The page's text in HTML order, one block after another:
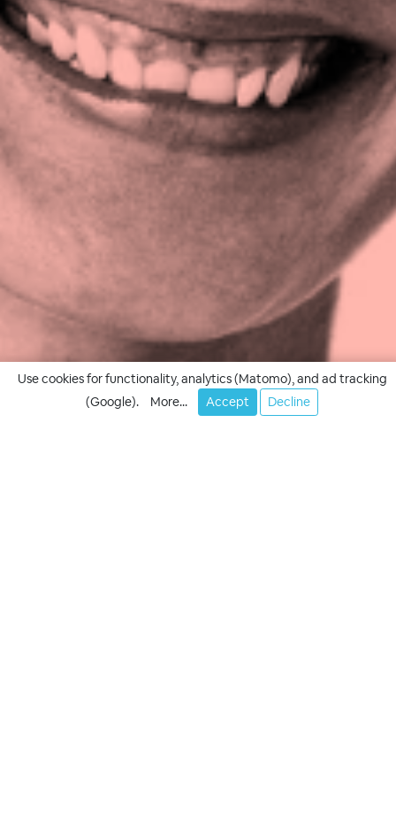
Use cookies for functionality, analytics (Matomo), and ad tracking
(Google).
More... Accept Decline